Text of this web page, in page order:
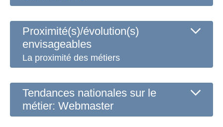
Proximité(s)/évolution(s)
envisageables
La proximité des métiers
Tendances nationales sur le
métier: Webmaster